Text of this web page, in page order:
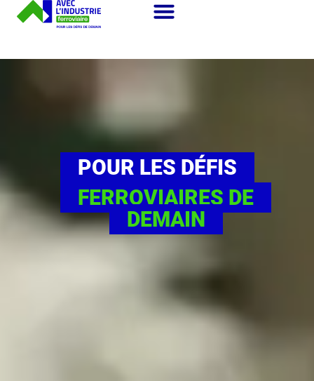
POUR LES DÉFIS
FERROVIAIRES DE
DEMAIN